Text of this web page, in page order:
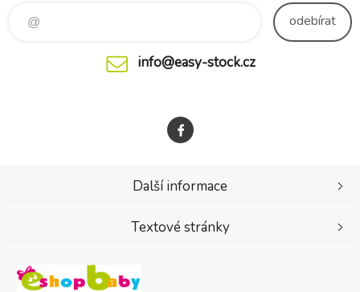
odebírat
info@easy-stock.cz
Další informace
Textové stránky